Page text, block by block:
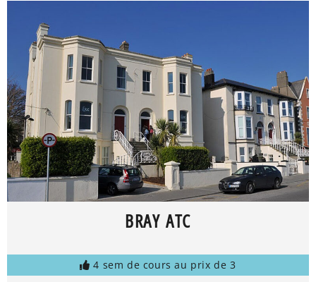
BRAY ATC
4 sem de cours au prix de 3